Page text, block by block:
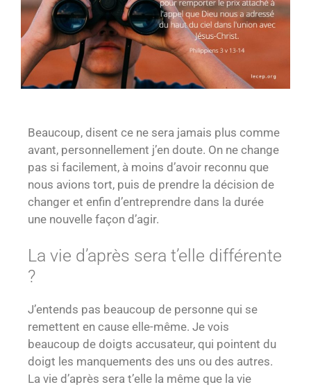
Beaucoup, disent ce ne sera jamais plus comme
avant, personnellement j’en doute. On ne change
pas si facilement, à moins d’avoir reconnu que
nous avions tort, puis de prendre la décision de
changer et enfin d’entreprendre dans la durée
une nouvelle façon d’agir.
La vie d’après sera t’elle différente
?
J’entends pas beaucoup de personne qui se
remettent en cause elle-même. Je vois
beaucoup de doigts accusateur, qui pointent du
doigt les manquements des uns ou des autres.
La vie d’après sera t’elle la même que la vie